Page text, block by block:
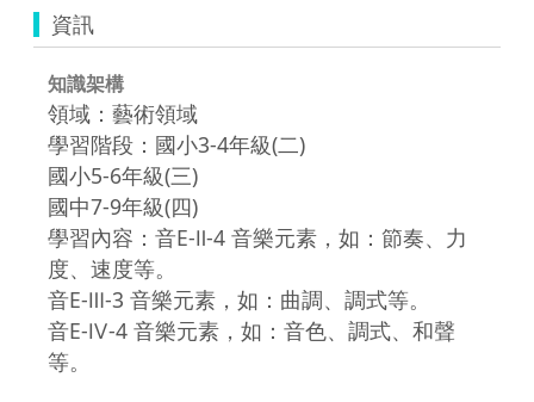
資訊
知識架構
領域：藝術領域
學習階段：國小3-4年級(二)
國小5-6年級(三)
國中7-9年級(四)
學習內容：音E-Ⅱ-4 音樂元素，如：節奏、力
度、速度等。
音E-Ⅲ-3 音樂元素，如：曲調、調式等。
音E-Ⅳ-4 音樂元素，如：音色、調式、和聲
等。